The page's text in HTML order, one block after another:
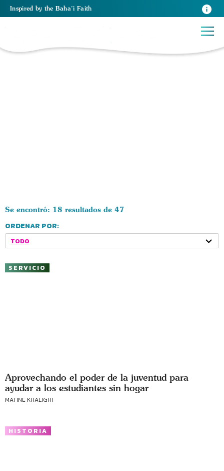
Inspired by the Baha’i Faith
Se encontró: 18 resultados de 47
ORDENAR POR:
TODO
SERVICIO
Aprovechando el poder de la juventud para
ayudar a los estudiantes sin hogar
MATINE KHALIGHI
HISTORIA